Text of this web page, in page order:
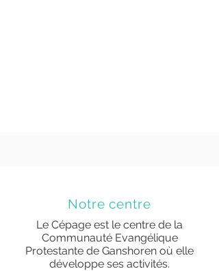
Notre centre
Le Cépage est le centre de la
Communauté Evangélique
Protestante de Ganshoren où elle
développe ses activités.